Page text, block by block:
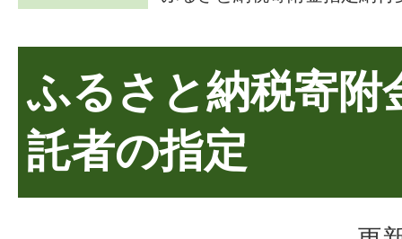
ふるさと納税寄附
託者の指定